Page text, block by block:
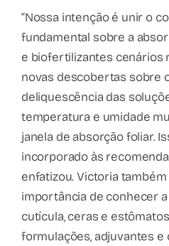
“Nossa intenção é unir o
fundamental sobre a
e biofertilizantes cenários
novas descobertas sobre
deliquescência das
temperatura e umidade
janela de absorção foliar.
incorporado às
enfatizou. Victoria
importância de conhecer
cutícula, ceras e
formulações, adjuvantes e